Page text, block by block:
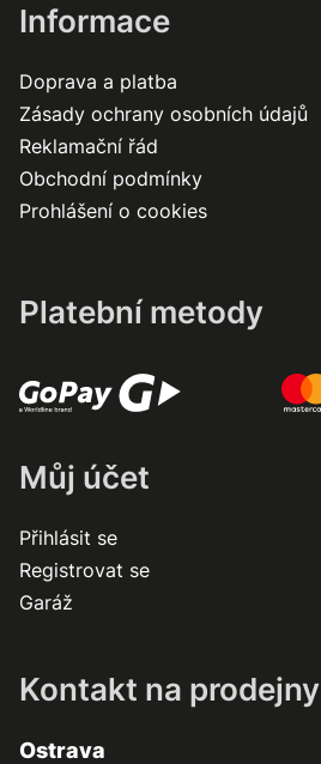
Informace
Doprava a platba
Zásady ochrany osobních údajů
Reklamační řád
Obchodní podmínky
Prohlášení o cookies
Platební metody
Můj účet
Přihlásit se
Registrovat se
Garáž
Kontakt na prodejny
Ostrava